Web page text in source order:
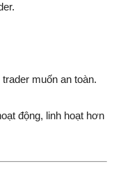
muốn an toàn.
động, linh hoạt hơn